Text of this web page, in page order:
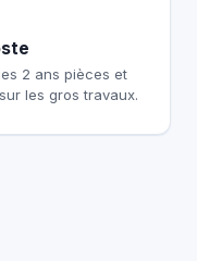
2 ans pièces et
les gros travaux.